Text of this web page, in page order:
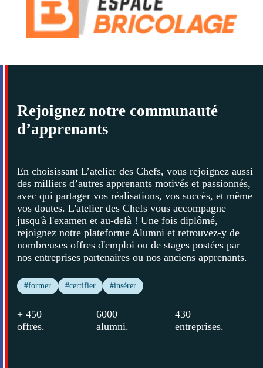
Rejoignez notre communauté
d’apprenants
En choisissant L’atelier des Chefs, vous rejoignez aussi
des milliers d’autres apprenants motivés et passionnés,
avec qui partager vos réalisations, vos succès, et même
vos doutes. L'atelier des Chefs vous accompagne
jusqu'à l'examen et au-delà ! Une fois diplômé,
rejoignez notre plateforme Alumni et retrouvez-y de
nombreuses offres d'emploi ou de stages postées par
nos entreprises partenaires ou nos anciens apprenants.
#former #certifier #insérer
+ 450
offres.
6000
alumni.
430
entreprises.